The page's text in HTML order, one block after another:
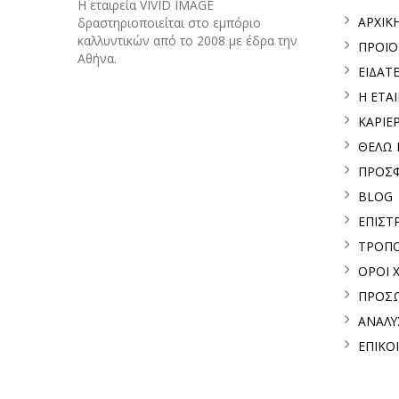
H εταιρεία VIVID IMAGE
δραστηριοποιείται στο εμπόριο
καλλυντικών από το 2008 με έδρα την
Αθήνα.
Η
ΘΕΛΩ
BLOG
ΟΡΟΙ